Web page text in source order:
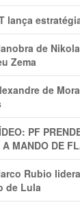
lança
de
Zema
de
PF
MANDO DE
Rubio
de Lula